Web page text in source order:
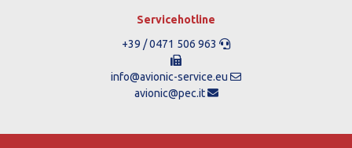
Servicehotline
+39 / 0471 506 963
info@avionic-service.eu
avionic@pec.it